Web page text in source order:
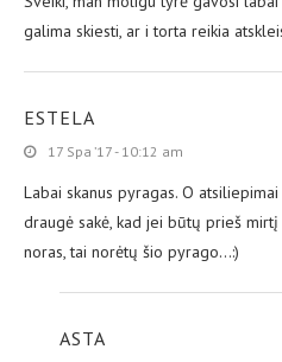
galima skiesti, ar i torta reikia
ESTELA
17 Spa ’17 - 10:12 am
Labai skanus pyragas. O
draugė sakė, kad jei būtų prieš mirtį
noras, tai norėtų šio pyrago…:)
ASTA